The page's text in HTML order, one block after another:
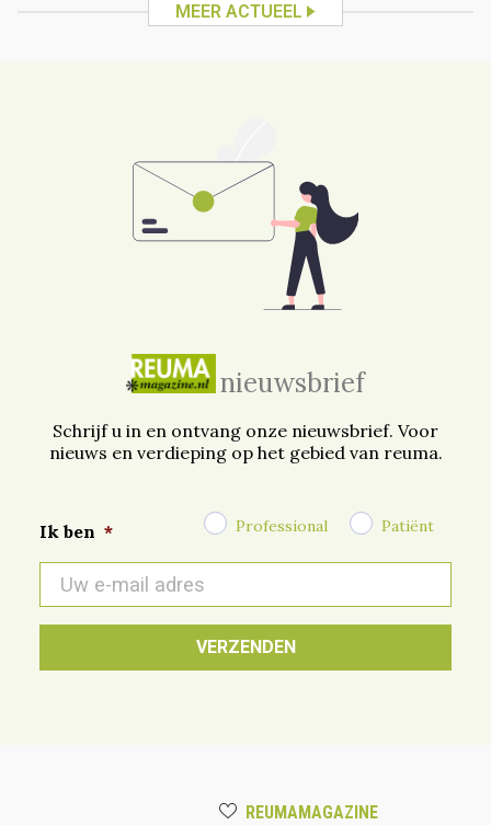
MEER ACTUEEL
nieuwsbrief
Schrijf u in en ontvang onze nieuwsbrief. Voor
nieuws en verdieping op het gebied van reuma.
Ik ben * Professional Patiënt
mail
*
REUMAMAGAZINE